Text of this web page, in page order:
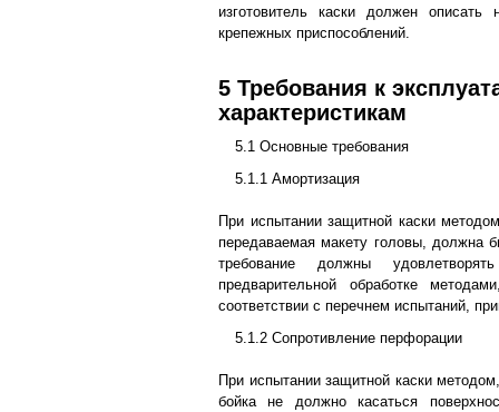
изготовитель каски должен описать
крепежных приспособлений.
5 Требования к
характеристикам
5.1 Основные требования
5.1.1 Амортизация
При испытании защитной каски
передаваемая макету головы, должна
требование должны
предварительной обработке
соответствии с перечнем испытаний,
5.1.2 Сопротивление перфорации
При испытании защитной каски
бойка не должно касаться